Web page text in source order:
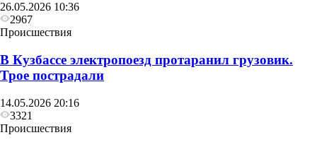
26.05.2026 10:36
2967
Происшествия
В Кузбассе электропоезд протаранил грузовик.
Трое пострадали
14.05.2026 20:16
3321
Происшествия